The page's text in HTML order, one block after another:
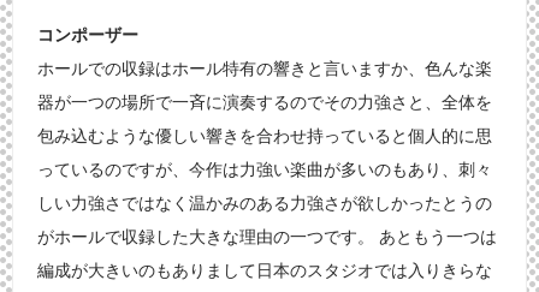
コンポーザー
ホールでの収録はホール特有の響きと言いますか、色んな楽
器が一つの場所で一斉に演奏するのでその力強さと、全体を
包み込むような優しい響きを合わせ持っていると個人的に思
っているのですが、今作は力強い楽曲が多いのもあり、刺々
しい力強さではなく温かみのある力強さが欲しかったとうの
がホールで収録した大きな理由の一つです。 あともう一つは
編成が大きいのもありまして日本のスタジオでは入りきらな